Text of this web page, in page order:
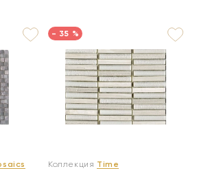
- 35 %
Коллекция Time